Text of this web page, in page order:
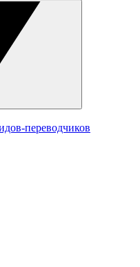
переводчиков